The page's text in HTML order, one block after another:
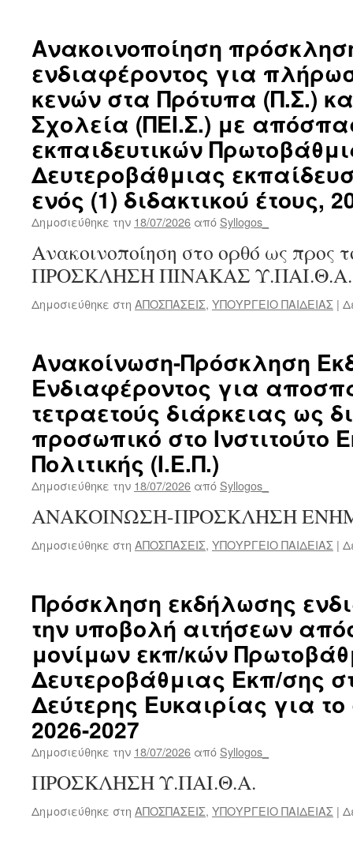
Ανακοινοποίηση
ενδιαφέροντος για
κενών στα Πρότυπα (Π.Σ.)
Σχολεία (ΠΕΙ.Σ.) με
εκπαιδευτικών
Δευτεροβάθμιας
ενός (1) διδακτικού έτους,
Δημοσιεύθηκε την 18/07/2026 από Syllogos_
Ανακοινοποίηση στο ορθό ως προς
ΠΡΟΣΚΛΗΣΗ ΠΙΝΑΚΑΣ Υ.ΠΑΙ.Θ.Α.
Δημοσιεύθηκε στη ΑΠΟΣΠΑΣΕΙΣ, ΥΠΟΥΡΓΕΙΟ ΠΑΙΔΕΙΑΣ |
Ανακοίνωση-Πρόσκληση
Ενδιαφέροντος για
τετραετούς διάρκειας ως
προσωπικό στο Ινστιτούτο
Πολιτικής (Ι.Ε.Π.)
Δημοσιεύθηκε την 18/07/2026 από Syllogos_
ΑΝΑΚΟΙΝΩΣΗ-ΠΡΟΣΚΛΗΣΗ
Δημοσιεύθηκε στη ΑΠΟΣΠΑΣΕΙΣ, ΥΠΟΥΡΓΕΙΟ ΠΑΙΔΕΙΑΣ |
Πρόσκληση εκδήλωσης
την υποβολή αιτήσεων
μονίμων εκπ/κών
Δευτεροβάθμιας Εκπ/σης
Δεύτερης Ευκαιρίας για
2026-2027
Δημοσιεύθηκε την 18/07/2026 από Syllogos_
ΠΡΟΣΚΛΗΣΗ Υ.ΠΑΙ.Θ.Α.
Δημοσιεύθηκε στη ΑΠΟΣΠΑΣΕΙΣ, ΥΠΟΥΡΓΕΙΟ ΠΑΙΔΕΙΑΣ |